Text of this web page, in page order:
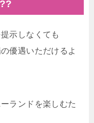
示しなくても
優遇いただけるよ
ランドを楽しむた